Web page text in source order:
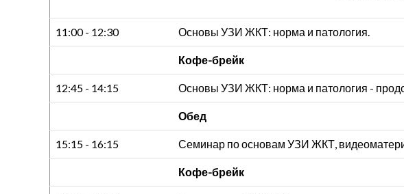
11:00 - 12:30 Основы УЗИ ЖКТ: норма и патология.
Кофе-брейк
12:45 - 14:15 Основы УЗИ ЖКТ: норма и патология -
Обед
15:15 - 16:15 Семинар по основам УЗИ ЖКТ,
Кофе-брейк